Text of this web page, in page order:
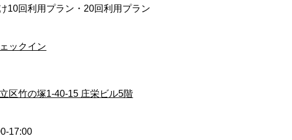
10回利用プラン・20回利用プラン
ックイン
区竹の塚1-40-15 庄栄ビル5階
17:00